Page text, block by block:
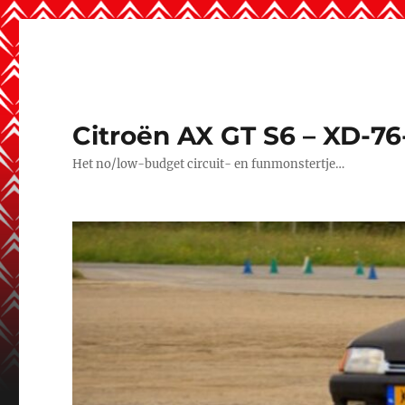
Citroën AX GT S6 – XD-
Het no/low-budget circuit- en funmonstertje…